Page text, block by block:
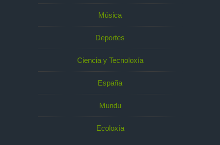
Música
Deportes
Ciencia y Tecnoloxía
España
Mundu
Ecoloxía